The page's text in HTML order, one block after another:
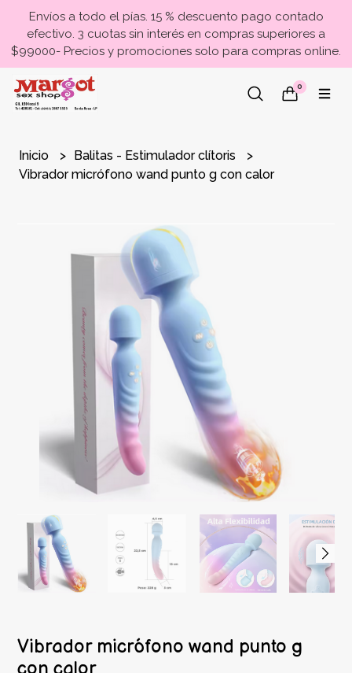
Envíos a todo el pías. 15 % descuento pago contado
efectivo. 3 cuotas sin interés en compras superiores a
$99000- Precios y promociones solo para compras online.
0
Inicio
Balitas - Estimulador clítoris
Vibrador micrófono wand punto g con calor
Vibrador micrófono wand punto g
con calor